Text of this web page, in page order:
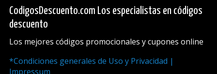
CodigosDescuento.com Los especialistas en códigos
descuento
Los mejores códigos promocionales y cupones online
*Condiciones generales de Uso y Privacidad |
Impressum